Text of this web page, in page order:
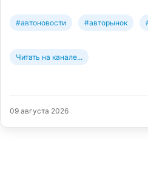
#автоновости #авторынок
Читать на канале...
09 августа 2026